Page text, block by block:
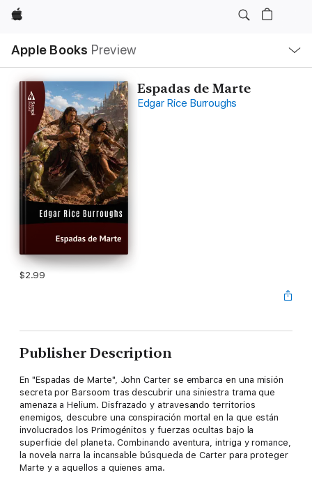
Apple
Apple Books Preview
Nav
Open
Menu
Espadas de Marte
Edgar Rice Burroughs
$2.99
Publisher Description
En "Espadas de Marte", John Carter se embarca en una misión
secreta por Barsoom tras descubrir una siniestra trama que
amenaza a Helium. Disfrazado y atravesando territorios
enemigos, descubre una conspiración mortal en la que están
involucrados los Primogénitos y fuerzas ocultas bajo la
superficie del planeta. Combinando aventura, intriga y romance,
la novela narra la incansable búsqueda de Carter para proteger
Marte y a aquellos a quienes ama.